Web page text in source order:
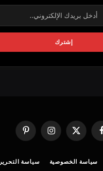
فيسبوك
X
(Twitter)
الانستغرامبينتيريست
سياسة الخصوصية سياسة التحرير